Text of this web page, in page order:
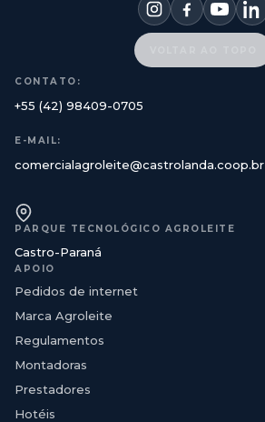
CONTATO:
+55 (42) 98409-0705
E-MAIL:
comercialagroleite@castrolanda.coop.br
PARQUE TECNOLÓGICO AGROLEITE
Castro-Paraná
APOIO
Pedidos de internet
Marca Agroleite
Regulamentos
Montadoras
Prestadores
Hotéis